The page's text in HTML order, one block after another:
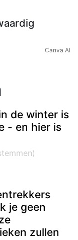
Canva AI
de winter is
- en hier is
je geen
zullen